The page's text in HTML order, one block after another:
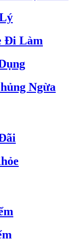
Đi Làm
Ngừa